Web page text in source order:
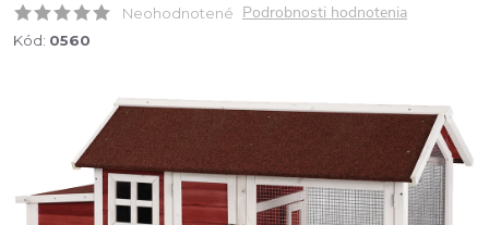
Neohodnotené Podrobnosti hodnotenia
Kód: 0560